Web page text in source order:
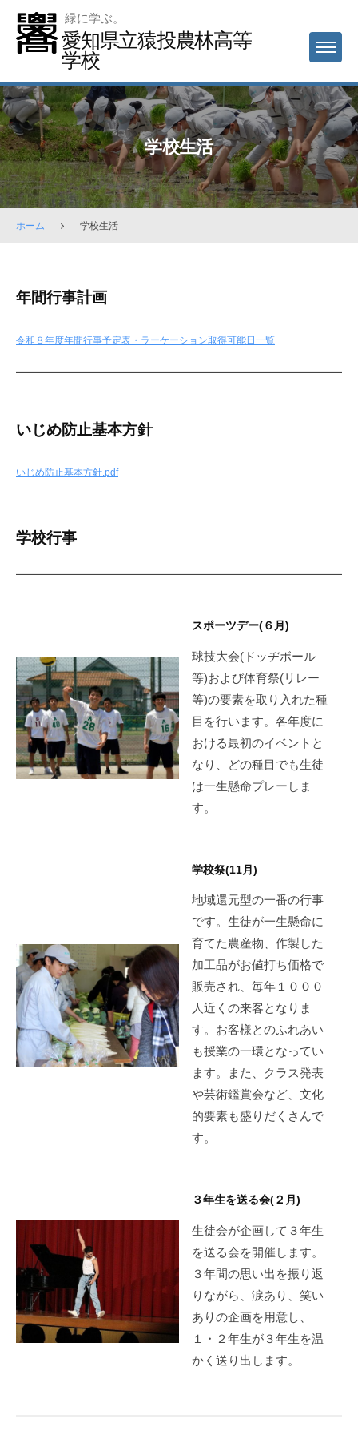
Skip
content
緑に学ぶ。
愛知県立猿投農林高等
学校
MENU
学校生活
ホーム 学校生活
学
生
4
年間行事計画
令和８年度年間行事予定表・ラーケーション取得可能日一覧
いじめ防止基本方針
いじめ防止基本方針.pdf
学校行事
スポーツデー(６月)
球技大会(ドッヂボール
等)および体育祭(リレー
等)の要素を取り入れた種
目を行います。各年度に
おける最初のイベントと
なり、どの種目でも生徒
は一生懸命プレーしま
す。
学校祭(11月)
地域還元型の一番の行事
です。生徒が一生懸命に
育てた農産物、作製した
加工品がお値打ち価格で
販売され、毎年１０００
人近くの来客となりま
す。お客様とのふれあい
も授業の一環となってい
ます。また、クラス発表
や芸術鑑賞会など、文化
的要素も盛りだくさんで
す。
３年生を送る会(２月)
生徒会が企画して３年生
を送る会を開催します。
３年間の思い出を振り返
りながら、涙あり、笑い
ありの企画を用意し、
１・２年生が３年生を温
かく送り出します。